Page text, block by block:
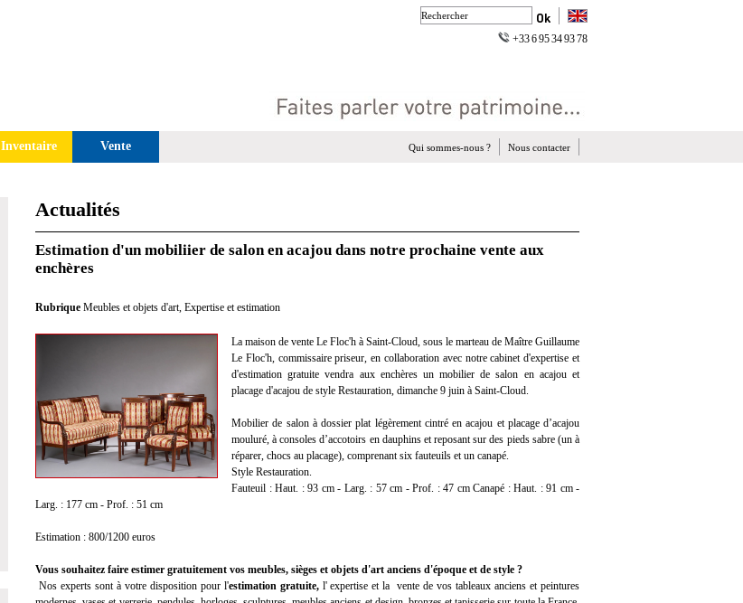
+33 6 95 34 93 78
Inventaire Vente Nous contacter
Qui sommes-nous ?
Actualités
Estimation d'un mobiliier de salon en acajou dans notre prochaine vente aux
enchères
Rubrique Meubles et objets d'art, Expertise et estimation
La maison de vente Le Floc'h à Saint-Cloud, sous le marteau de Maître Guillaume
Le Floc'h, commissaire priseur, en collaboration avec notre cabinet d'expertise et
d'estimation gratuite vendra aux enchères un mobilier de salon en acajou et
placage d'acajou de style Restauration, dimanche 9 juin à Saint-Cloud.
Mobilier de salon à dossier plat légèrement cintré en acajou et placage d’acajou
mouluré, à consoles d’accotoirs en dauphins et reposant sur des pieds sabre (un à
réparer, chocs au placage), comprenant six fauteuils et un canapé.
Style Restauration.
Fauteuil : Haut. : 93 cm - Larg. : 57 cm - Prof. : 47 cm Canapé : Haut. : 91 cm -
Larg. : 177 cm - Prof. : 51 cm
Estimation : 800/1200 euros
Vous souhaitez faire estimer gratuitement vos meubles, sièges et objets d'art anciens d'époque et de style ?
Nos experts sont à votre disposition pour l'estimation gratuite, l'expertise et lavente de vos tableaux anciens et peintures